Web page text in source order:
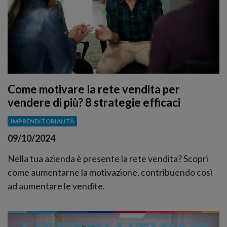
Come motivare la rete vendita per
vendere di più? 8 strategie efficaci
IMPRENDITORIALITÀ
09/10/2024
Nella tua azienda è presente la rete vendita? Scopri
come aumentarne la motivazione, contribuendo così
ad aumentare le vendite.